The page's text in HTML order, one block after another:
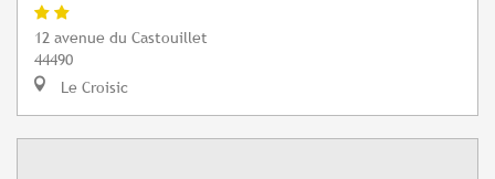
12 avenue du Castouillet
44490
Le Croisic